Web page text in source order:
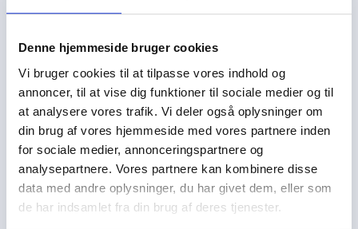
Denne hjemmeside bruger cookies
Vi bruger cookies til at tilpasse vores indhold og
annoncer, til at vise dig funktioner til sociale medier og til
at analysere vores trafik. Vi deler også oplysninger om
din brug af vores hjemmeside med vores partnere inden
for sociale medier, annonceringspartnere og
analysepartnere. Vores partnere kan kombinere disse
data med andre oplysninger, du har givet dem, eller som
de har indsamlet fra din brug af deres tjenester.
Tjen penge og støt
Tjen penge til:
Spejdere/spejdergruppen/FDF’ere, m.fl.
Kontor
Tjenpengeogstoet.dk
Ejby Industrivej 91
DK – 2600 Glostrup
CVR: 19347508